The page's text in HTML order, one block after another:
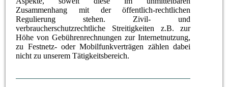
Zusammenhang mit der öffentlich-rechtlichen
Regulierung stehen. Zivil- und
verbraucherschutzrechtliche Streitigkeiten z.B. zur
Höhe von Gebührenrechnungen zur Internetnutzung,
zu Festnetz- oder Mobilfunkverträgen zählen dabei
nicht zu unserem Tätigkeitsbereich.